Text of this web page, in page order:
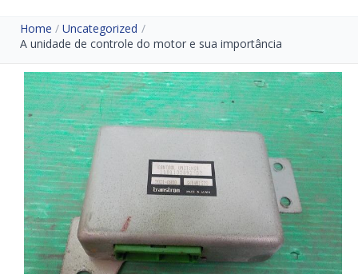
Home
Uncategorized
A unidade de controle do motor e sua importância